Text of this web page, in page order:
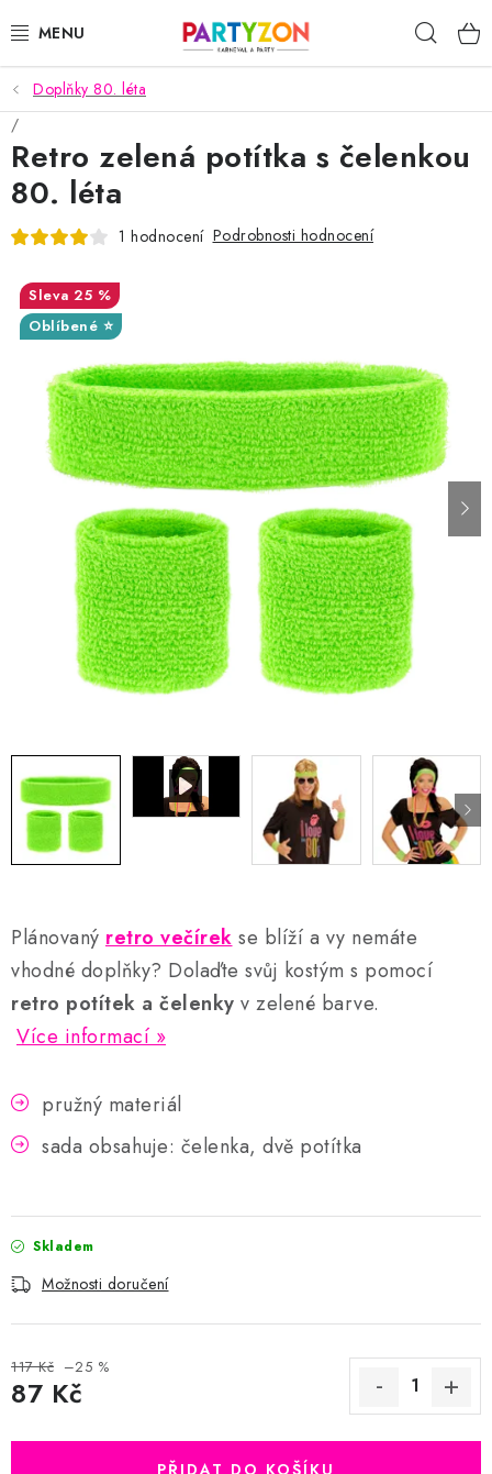
na
KARNEVALOVÉ MASKY
KARNEVALOVÉ KOSTÝMY
DOPLŇKY NA KARNEVAL
DEKORACE A VÝZDOBA
EXKLUZIVNÍ KOSTÝMY
NOVINKY 2025
AKCE A SLEVY
Náš příběh Nejčastější otázky a odpovědi Kontakty
Doprava a poštovné
Vrácení a reklamace
Obchodní podmínky
Podmínky ochrany osobních údajů
Doplňky 80. léta
Plánovaný retro večírek se blíží a vy nemáte
vhodné doplňky? Dolaďte svůj kostým s pomocí
retro potítek a čelenky v zelené barve.
Více informací
pružný materiál
sada obsahuje: čelenka, dvě potítka
Skladem
Možnosti doručení
117 Kč –25 %
87 Kč
PŘIDAT DO KOŠÍKU
Retro zelená potítka s čelenkou
80. léta
1 hodnocení Podrobnosti hodnocení
25 %
Oblíbené ⭐